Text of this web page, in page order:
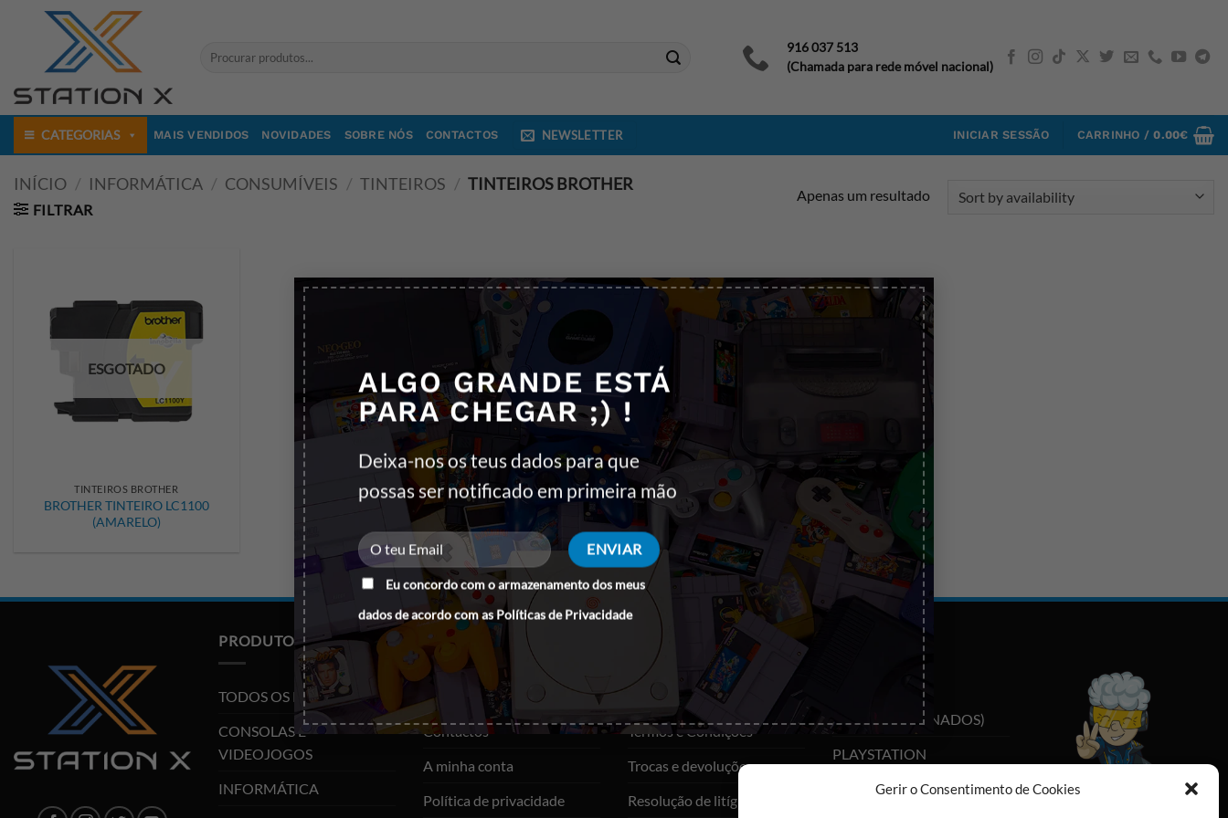
ALGO GRANDE ESTÁ
PARA CHEGAR ;) !
Deixa-nos os teus dados para que
possas ser notificado em primeira mão
Eu concordo com o armazenamento dos meus
dados de acordo com as Políticas de Privacidade
×
Gerir o Consentimento de Cookies
Pesquisar
916 037 513
(Chamada para rede móvel nacional)
CATEGORIAS MAIS VENDIDOS NOVIDADES SOBRE NÓS CONTACTOS NEWSLETTER INICIAR SESSÃO CARRINHO /0.00€
INÍCIO / INFORMÁTICA / CONSUMÍVEIS / TINTEIROS / TINTEIROS BROTHER
FILTRAR
Apenas um resultado
ESGOTADO
TINTEIROS BROTHER
BROTHER TINTEIRO LC1100
(AMARELO)
PRODUTOS
TODOS OS PRODUTOS
CONSOLAS E
VIDEOJOGOS
INFORMÁTICA
QUEM SOMOS
Sobre nós
Contactos
A minha conta
Política de privacidade
SUPORTE
As minhas encomendas
Termos e Condições
Trocas e devoluções
Resolução de litígios
CATEGORIAS
(RECONDICIONADOS)
PLAYSTATION
NINTENDO SWITCH